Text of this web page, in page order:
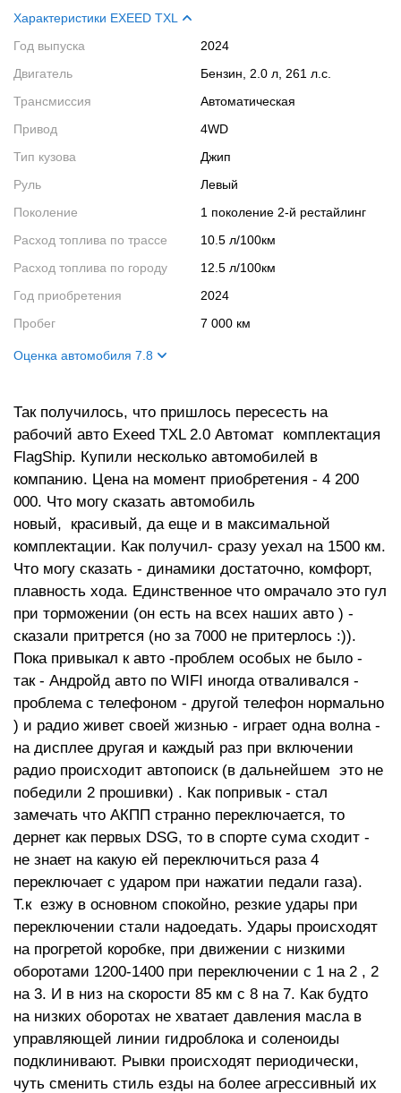
Характеристики EXEED TXL
Год выпуска
2024
Двигатель
Бензин, 2.0 л, 261 л.с.
Трансмиссия
Автоматическая
Привод
4WD
Тип кузова
Джип
Руль
Левый
Поколение
1 поколение 2-й рестайлинг
Расход топлива по трассе
10.5 л/100км
Расход топлива по городу
12.5 л/100км
Год приобретения
2024
Пробег
7 000 км
Оценка автомобиля 7.8
Салон
9
Двигатель
9
Ходовые качества
4
Так получилось, что пришлось пересесть на
рабочий авто Exeed TXL 2.0 Автомат комплектация
FlagShip. Купили несколько автомобилей в
компанию. Цена на момент приобретения - 4 200
000. Что могу сказать автомобиль
новый, красивый, да еще и в максимальной
комплектации. Как получил- сразу уехал на 1500 км.
Что могу сказать - динамики достаточно, комфорт,
плавность хода. Единственное что омрачало это гул
при торможении (он есть на всех наших авто ) -
сказали притрется (но за 7000 не притерлось :)).
Пока привыкал к авто -проблем особых не было -
так - Андройд авто по WIFI иногда отваливался -
проблема с телефоном - другой телефон нормально
) и радио живет своей жизнью - играет одна волна -
на дисплее другая и каждый раз при включении
радио происходит автопоиск (в дальнейшем это не
победили 2 прошивки) . Как попривык - стал
замечать что АКПП странно переключается, то
дернет как первых DSG, то в спорте сума сходит -
не знает на какую ей переключиться раза 4
переключает с ударом при нажатии педали газа).
Т.к езжу в основном спокойно, резкие удары при
переключении стали надоедать. Удары происходят
на прогретой коробке, при движении с низкими
оборотами 1200-1400 при переключении с 1 на 2 , 2
на 3. И в низ на скорости 85 км с 8 на 7. Как будто
на низких оборотах не хватает давления масла в
управляющей линии гидроблока и соленоиды
подклинивают. Рывки происходят периодически,
чуть сменить стиль езды на более агрессивный их